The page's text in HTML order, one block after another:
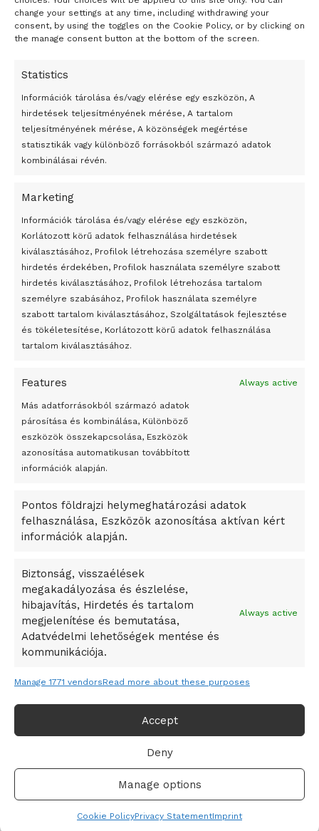
change your settings at any time, including withdrawing your
consent, by using the toggles on the Cookie Policy, or by clicking on
the manage consent button at the bottom of the screen.
Statistics
Információk tárolása és/vagy elérése egy eszközön, A
hirdetések teljesítményének mérése, A tartalom
teljesítményének mérése, A közönségek megértése
statisztikák vagy különböző forrásokból származó adatok
kombinálásai révén.
Marketing
Információk tárolása és/vagy elérése egy eszközön,
Korlátozott körű adatok felhasználása hirdetések
kiválasztásához, Profilok létrehozása személyre szabott
hirdetés érdekében, Profilok használata személyre szabott
hirdetés kiválasztásához, Profilok létrehozása tartalom
személyre szabásához, Profilok használata személyre
szabott tartalom kiválasztásához, Szolgáltatások fejlesztése
és tökéletesítése, Korlátozott körű adatok felhasználása
tartalom kiválasztásához.
Features Always active
Más adatforrásokból származó adatok
párosítása és kombinálása, Különböző
eszközök összekapcsolása, Eszközök
azonosítása automatikusan továbbított
információk alapján.
Pontos földrajzi helymeghatározási adatok
felhasználása, Eszközök azonosítása aktívan kért
információk alapján.
Biztonság, visszaélések
megakadályozása és észlelése,
hibajavítás, Hirdetés és tartalom
megjelenítése és bemutatása,
Adatvédelmi lehetőségek mentése és
kommunikációja.
Always active
Manage 1771 vendorsRead more about these purposes
Accept
Deny
Manage options
Cookie PolicyPrivacy StatementImprint
„A nyugati oldalon a Denman alatti talaj formája miatt
lehetséges egy gyors és visszafordíthatatlan
visszahúzódás, ami a globális tengerszint jelentős
tudományos hírportál Virginia Brancatót, a tanulmány
Molnár Anna / MTI – Fotó / 1. sciencedaily.com fényképe
mutatja az Antartisz elhelyezkedését a Földön, míg a
masodik képen a Denman-gleccser pozicióját mutatja az
Antarktiszon a severeweather.eu weboldalán a NASA
felvétele
Tags: Antarktisz Denman-gleccser
Átmenetileg szünetelnek az összecsapások Bahmutnál
Egy vagyonért adták el Banksy művét miután elégették.
Az 1950-ben elhunyt alkotók művei szabadon
felhasználhatóvá válnak
Megváltoztatják a montenegrói egyházügyi törvény
Peking – A visegrádi országok zsidó kulturális örökségét
bemutató fotókiállítás nyílt
Megveszi az osztrák Wienerberger az amerikai Meridian
Bricket
A Startup Campus egyetemi programjainak legjobbjai az
A Ringo Starr új albummal jelentkezik
A Vajdasági Magyar Szövetség államtitkárait kinevezték
Dzsingisz kán hódító hadjárata okozta
Kuramagomedov ötödik, Muszukajev elődöntős – Birkózó
világkupa
Adatvédelmi irányelvek
© 2019-2021 online365.hu - Minden jog fenntartva!